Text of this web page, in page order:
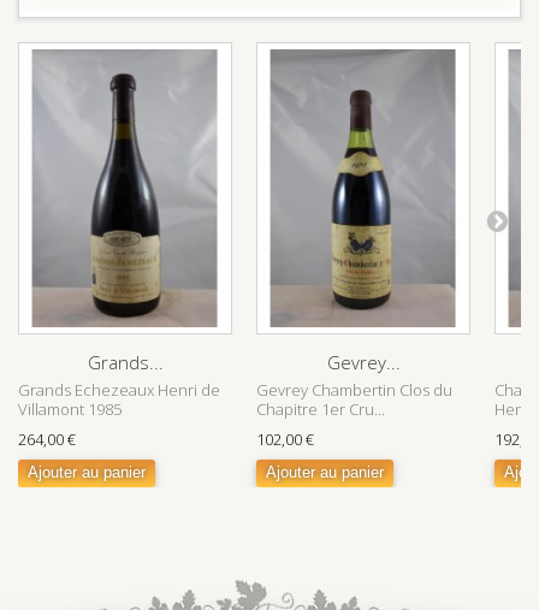
Grands...
Grands Echezeaux Henri de
Villamont 1985
264,00 €
Ajouter au panier
Gevrey...
Gevrey Chambertin Clos du
Chapitre 1er Cru...
102,00 €
Ajouter au panier
Henri